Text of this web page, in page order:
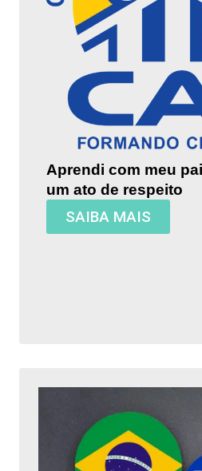
Aprendi com meu
um ato de respeito
SAIBA MAIS